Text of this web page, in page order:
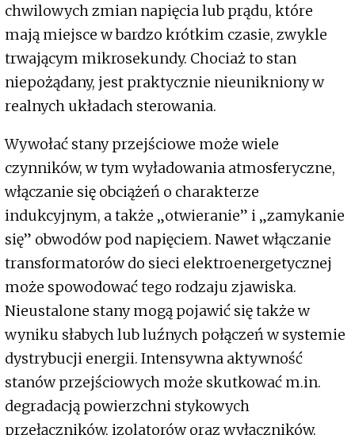
chwilowych zmian napięcia lub prądu, które
mają miejsce w bardzo krótkim czasie, zwykle
trwającym mikrosekundy. Chociaż to stan
niepożądany, jest praktycznie nieunikniony w
realnych układach sterowania.
Wywołać stany przejściowe może wiele
czynników, w tym wyładowania atmosferyczne,
włączanie się obciążeń o charakterze
indukcyjnym, a także „otwieranie” i „zamykanie
się” obwodów pod napięciem. Nawet włączanie
transformatorów do sieci elektroenergetycznej
może spowodować tego rodzaju zjawiska.
Nieustalone stany mogą pojawić się także w
wyniku słabych lub luźnych połączeń w systemie
dystrybucji energii. Intensywna aktywność
stanów przejściowych może skutkować m.in.
degradacją powierzchni stykowych
przełączników, izolatorów oraz wyłączników.